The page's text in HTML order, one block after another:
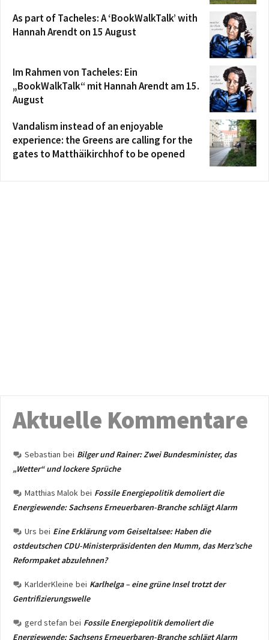
As part of Tacheles: A ‘BookWalkTalk’ with
Hannah Arendt on 15 August
Im Rahmen von Tacheles: Ein
„BookWalkTalk“ mit Hannah Arendt am 15.
August
Vandalism instead of an enjoyable
experience: the Greens are calling for the
gates to Matthäikirchhof to be opened
Aktuelle Kommentare
Sebastian bei Bilger und Rainer: Zwei Bundesminister, das
„Wetter“ und lockere Sprüche
Matthias Malok bei Fossile Energiepolitik demoliert die
Energiewende: Sachsens Erneuerbaren-Branche schlägt Alarm
Urs bei Eine Erklärung vom Geiseltalsee: Haben die
ostdeutschen CDU-Ministerpräsidenten den Mumm, das Merz’sche
Reformpaket abzulehnen?
KarlderKleine bei Karlhelga – eine grüne Insel trotzt der
Gentrifizierungswelle
gerd stefan bei Fossile Energiepolitik demoliert die
Energiewende: Sachsens Erneuerbaren-Branche schlägt Alarm